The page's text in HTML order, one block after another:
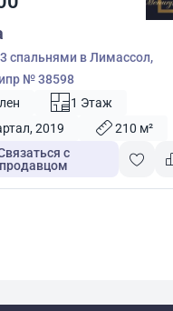
спальнями в Лимассол,
№ 38598
1 Этаж
2019
210 м²
с
продавцом